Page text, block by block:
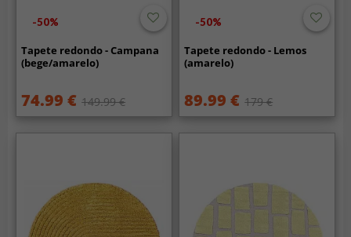
-50%
Tapete redondo - Campana
(bege/amarelo)
74.99 € 149.99 €
-50%
Tapete redondo - Lemos
(amarelo)
89.99 € 179 €